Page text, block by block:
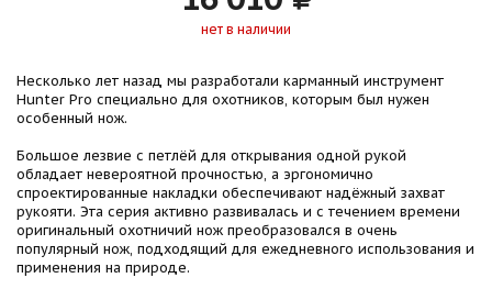
нет в наличии
Несколько лет назад мы разработали карманный инструмент
Hunter Pro специально для охотников, которым был нужен
особенный нож.
Большое лезвие с петлёй для открывания одной рукой
обладает невероятной прочностью, а эргономично
спроектированные накладки обеспечивают надёжный захват
рукояти. Эта серия активно развивалась и с течением времени
оригинальный охотничий нож преобразовался в очень
популярный нож, подходящий для ежедневного использования и
применения на природе.